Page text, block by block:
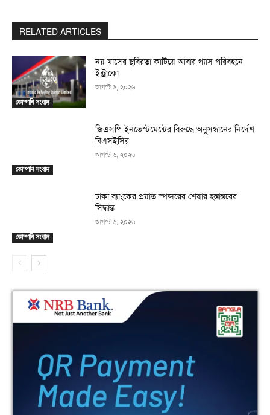
RELATED ARTICLES
কোম্পানি সংবাদ
নয় মাসের স্থবিরতা কাটিয়ে আবার গ্যাস পরিবহনে
ইন্ট্রাকো
আগস্ট ৬, ২০২৬
কোম্পানি সংবাদ
জিএসপি ইনভেস্টমেন্টের বিরুদ্ধে অনুসন্ধানের নির্দেশ
বিএসইসির
আগস্ট ৬, ২০২৬
কোম্পানি সংবাদ
ঢাকা ব্যাংকের প্রয়াত স্পন্সরের শেয়ার হস্তান্তরের
সিদ্ধান্ত
আগস্ট ৬, ২০২৬